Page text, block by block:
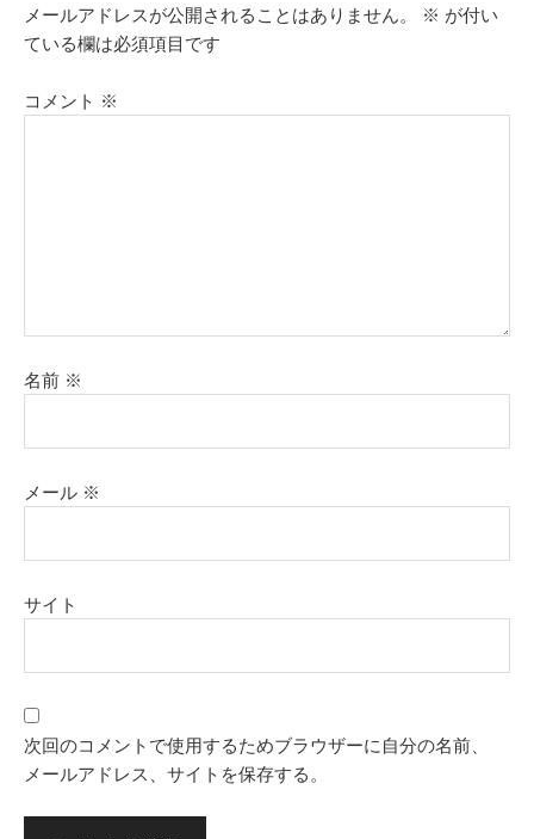
メールアドレスが公開されることはありません。 ※ が付い
ている欄は必須項目です
コメント ※
名前 ※
メール ※
サイト
次回のコメントで使用するためブラウザーに自分の名前、
メールアドレス、サイトを保存する。